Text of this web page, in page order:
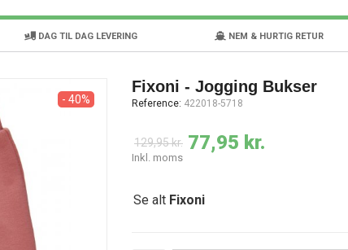
DAG TIL DAG LEVERING NEM & HURTIG RETUR
- 40%
Fixoni - Jogging Bukser
Reference: 422018-5718
129,95 kr. 77,95 kr.
Inkl. moms
Se alt Fixoni